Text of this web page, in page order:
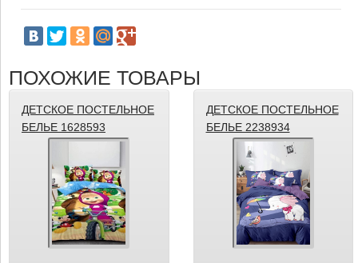
ПОХОЖИЕ ТОВАРЫ
ДЕТСКОЕ ПОСТЕЛЬНОЕ
БЕЛЬЕ 1628593
ДЕТСКОЕ ПОСТЕЛЬНОЕ
БЕЛЬЕ 2238934